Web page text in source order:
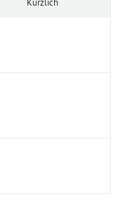
Kürzlich